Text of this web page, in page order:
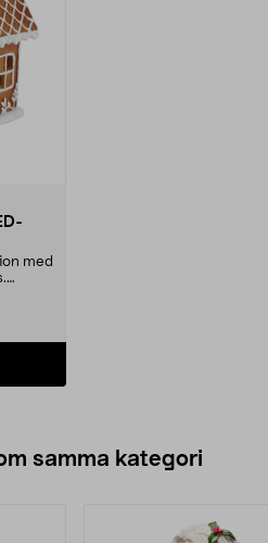
med
samma kategori